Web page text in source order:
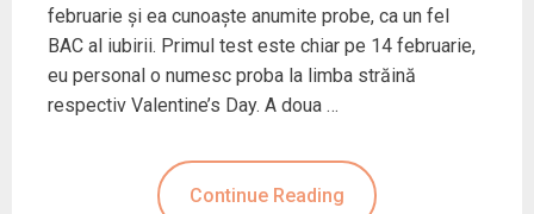
februarie și ea cunoaște anumite probe, ca un fel
BAC al iubirii. Primul test este chiar pe 14 februarie,
eu personal o numesc proba la limba străină
respectiv Valentine’s Day. A doua …
Continue Reading